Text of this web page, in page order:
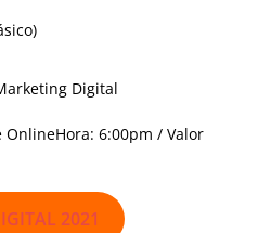
Digital
OnlineHora: 6:00pm / Valor
2021